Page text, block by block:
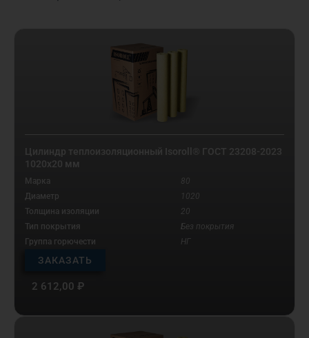
Цилиндр теплоизоляционный Isoroll® ГОСТ 23208-2023
1020х20 мм
Марка
80
Диаметр
1020
Толщина изоляции
20
Тип покрытия
Без покрытия
Группа горючести
НГ
ЗАКАЗАТЬ
2 612,00 ₽